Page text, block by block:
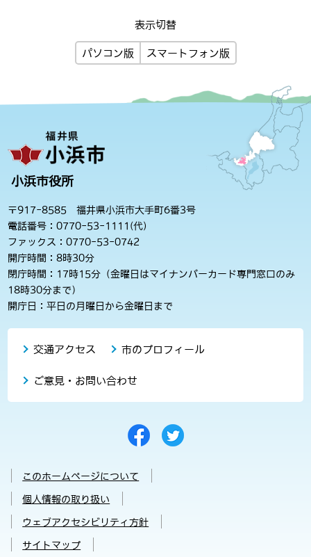
表示切替
パソコン版 スマートフォン版
小浜市役所
〒917-8585 福井県小浜市大手町6番3号
電話番号：0770-53-1111(代)
ファックス：0770-53-0742
開庁時間：8時30分
閉庁時間：17時15分（金曜日はマイナンバーカード専門窓口のみ
18時30分まで）
開庁日：平日の月曜日から金曜日まで
交通アクセス 市のプロフィール
ご意見・お問い合わせ
このホームページについて
個人情報の取り扱い
ウェブアクセシビリティ方針
サイトマップ